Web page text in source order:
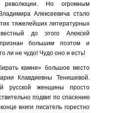
Но огромным
Алексеевича стало
тяжелейших литературных
до этого Алексей
большим поэтом и
ли не чудо! Чудо оно и есть!
камни» большое место
Клавдиевны Тенишевой.
русской женщины просто
подвиг по спасению
книги писатель горестно